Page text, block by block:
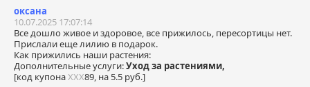
оксана
10.07.2025 17:07:14
Все дошло живое и здоровое, все прижилось, пересортицы нет.
Прислали еще лилию в подарок.
Как прижились наши растения:
Дополнительные услуги:Уход за растениями,
[код купонаХХХ89, на 5.5 руб.]